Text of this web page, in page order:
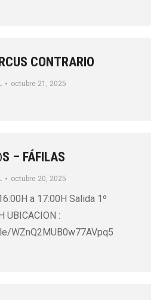
CONTRARIO
octubre 21, 2025
– FÁFILAS
octubre 20, 2025
a 17:00H Salida 1º
UBICACION :
WZnQ2MUB0w77AVpq5